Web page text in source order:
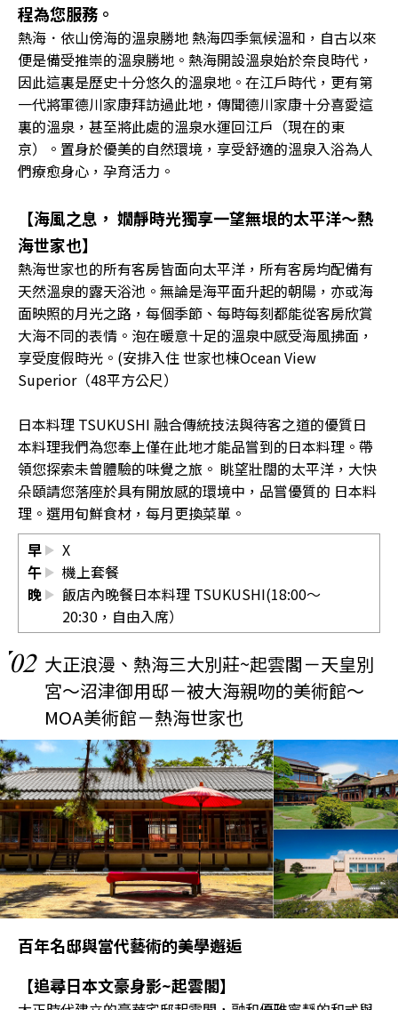
程為您服務。
熱海．依山傍海的溫泉勝地 熱海四季氣候溫和，自古以來
便是備受推崇的溫泉勝地。熱海開設溫泉始於奈良時代，
因此這裏是歷史十分悠久的溫泉地。在江戶時代，更有第
一代將軍德川家康拜訪過此地，傳聞德川家康十分喜愛這
裏的溫泉，甚至將此處的溫泉水運回江戶（現在的東
京）。置身於優美的自然環境，享受舒適的溫泉入浴為人
們療愈身心，孕育活力。
【海風之息， 嫺靜時光獨享一望無垠的太平洋～熱
海世家也】
熱海世家也的所有客房皆面向太平洋，所有客房均配備有
天然溫泉的露天浴池。無論是海平面升起的朝陽，亦或海
面映照的月光之路，每個季節、每時每刻都能從客房欣賞
大海不同的表情。泡在暖意十足的溫泉中感受海風拂面，
享受度假時光。(安排入住 世家也棟Ocean View
Superior（48平方公尺）
日本料理 TSUKUSHI 融合傳統技法與待客之道的優質日
本料理我們為您奉上僅在此地才能品嘗到的日本料理。帶
領您探索未曾體驗的味覺之旅。 眺望壯闊的太平洋，大快
朵頤請您落座於具有開放感的環境中，品嘗優質的 日本料
理。選用旬鮮食材，每月更換菜單。
早
X
午
機上套餐
晚
飯店內晚餐日本料理 TSUKUSHI(18:00～
20:30，自由入席）
02 大正浪漫、熱海三大別莊~起雲閣－天皇別
宮～沼津御用邸－被大海親吻的美術館～
MOA美術館－熱海世家也
百年名邸與當代藝術的美學邂逅
【追尋日本文豪身影~起雲閣】